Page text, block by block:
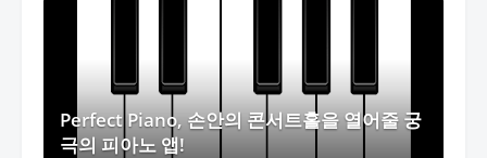
Perfect Piano, 손안의 콘서트홀을 열어줄 궁
극의 피아노 앱!